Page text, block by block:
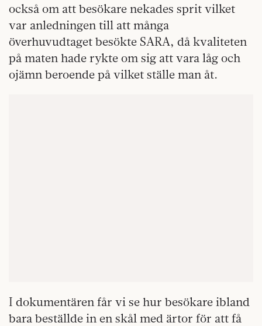
också om att besökare nekades sprit vilket
var anledningen till att många
överhuvudtaget besökte SARA, då kvaliteten
på maten hade rykte om sig att vara låg och
ojämn beroende på vilket ställe man åt.
I dokumentären får vi se hur besökare ibland
bara beställde in en skål med ärtor för att få